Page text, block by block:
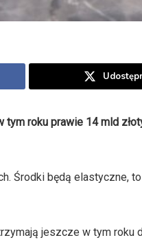
roku prawie 14 mld
Środki będą elastyczne,
jeszcze w tym roku